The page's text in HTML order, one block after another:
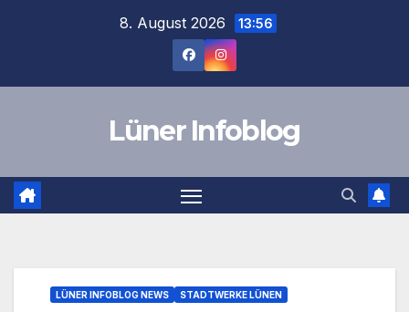
8. August 2026 13:56
Lüner Infoblog
LÜNER INFOBLOG NEWS STADTWERKE LÜNEN